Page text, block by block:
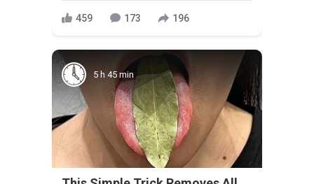
459 173 196
5 h 45 min